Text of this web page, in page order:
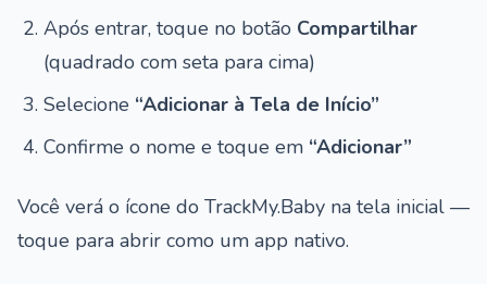
Após entrar, toque no botão Compartilhar
(quadrado com seta para cima)
Selecione “Adicionar à Tela de Início”
Confirme o nome e toque em “Adicionar”
Você verá o ícone do TrackMy.Baby na tela inicial —
toque para abrir como um app nativo.